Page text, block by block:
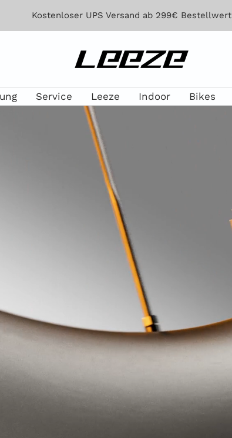
Kostenloser UPS Versand ab 299€ Bestellwert
Leeze
Service Leeze Indoor Bikes